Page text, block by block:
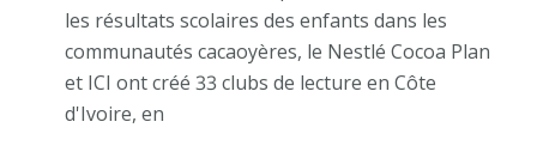
les résultats scolaires des enfants dans les
communautés cacaoyères, le Nestlé Cocoa Plan
et ICI ont créé 33 clubs de lecture en Côte
d'Ivoire, en